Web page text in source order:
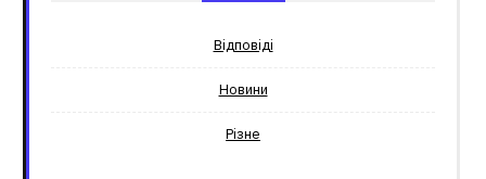
Відповіді
Новини
Різне